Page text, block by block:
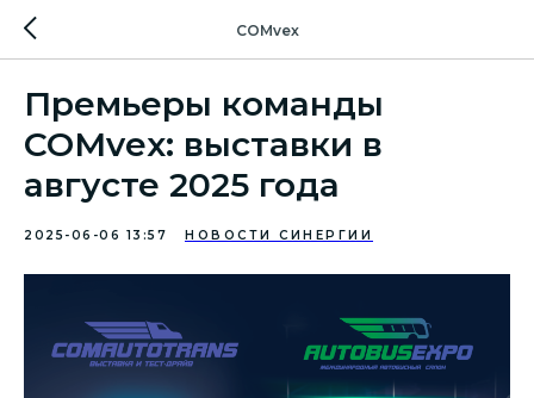
COMvex
Премьеры команды
COMvex: выставки в
августе 2025 года
2025-06-06 13:57 НОВОСТИ СИНЕРГИИ